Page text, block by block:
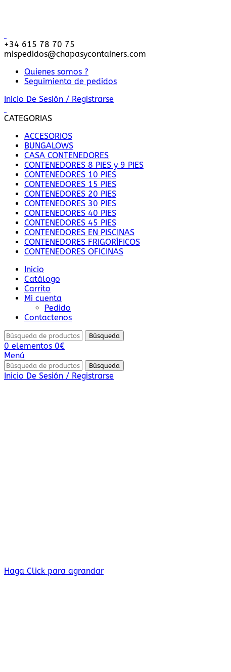
+34 615 78 70 75
mispedidos@chapasycontainers.com
Quienes somos ?
Seguimiento de pedidos
Inicio De Sesión / Registrarse
CATEGORIAS
ACCESORIOS
BUNGALOWS
CASA CONTENEDORES
CONTENEDORES 8 PIES y 9 PIES
CONTENEDORES 10 PIES
CONTENEDORES 15 PIES
CONTENEDORES 20 PIES
CONTENEDORES 30 PIES
CONTENEDORES 40 PIES
CONTENEDORES 45 PIES
CONTENEDORES EN PISCINAS
CONTENEDORES FRIGORÍFICOS
CONTENEDORES OFICINAS
Inicio
Catálogo
Carrito
Mi cuenta
Pedido
Contactenos
Búsqueda
0 elementos 0€
Menú
Búsqueda
Inicio De Sesión / Registrarse
Haga Click para agrandar